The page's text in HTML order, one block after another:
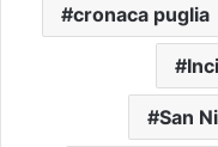
cronaca puglia
San